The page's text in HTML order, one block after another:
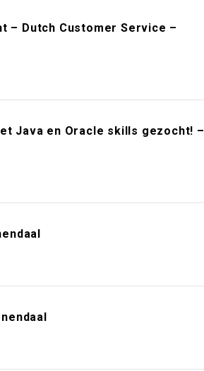
– Dutch Customer Service –
Java en Oracle skills gezocht! –